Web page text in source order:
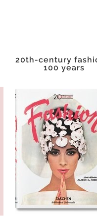
20th-century
100 years